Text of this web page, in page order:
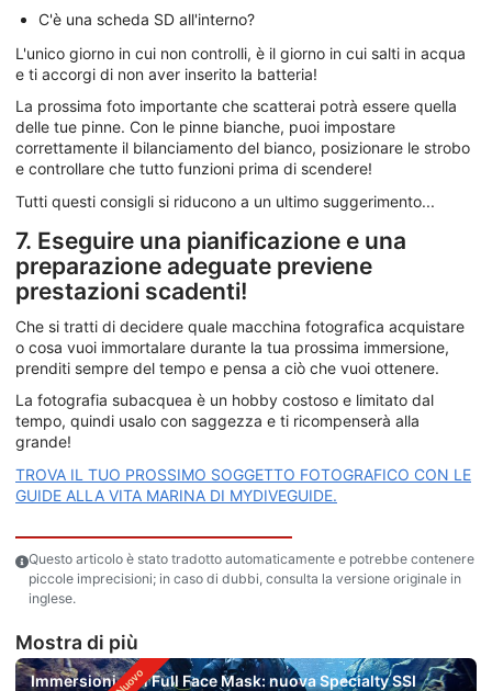
C'è una scheda SD all'interno?
L'unico giorno in cui non controlli, è il giorno in cui salti in acqua
e ti accorgi di non aver inserito la batteria!
La prossima foto importante che scatterai potrà essere quella
delle tue pinne. Con le pinne bianche, puoi impostare
correttamente il bilanciamento del bianco, posizionare le strobo
e controllare che tutto funzioni prima di scendere!
Tutti questi consigli si riducono a un ultimo suggerimento...
7. Eseguire una pianificazione e una
preparazione adeguate previene
prestazioni scadenti!
Che si tratti di decidere quale macchina fotografica acquistare
o cosa vuoi immortalare durante la tua prossima immersione,
prenditi sempre del tempo e pensa a ciò che vuoi ottenere.
La fotografia subacquea è un hobby costoso e limitato dal
tempo, quindi usalo con saggezza e ti ricompenserà alla
grande!
TROVA IL TUO PROSSIMO SOGGETTO FOTOGRAFICO CON LE
GUIDE ALLA VITA MARINA DI MYDIVEGUIDE.
Questo articolo è stato tradotto automaticamente e potrebbe contenere
piccole imprecisioni; in caso di dubbi, consulta la versione originale in
inglese.
Mostra di più
Immersioni con Full Face Mask: nuova Specialty SSI